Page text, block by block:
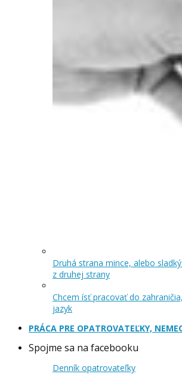
Druhá strana mince, alebo
z druhej strany
Chcem ísť pracovať do
jazyk
PRÁCA PRE OPATROVATEĽKY,
Spojme sa na facebooku
Denník opatrovateľky